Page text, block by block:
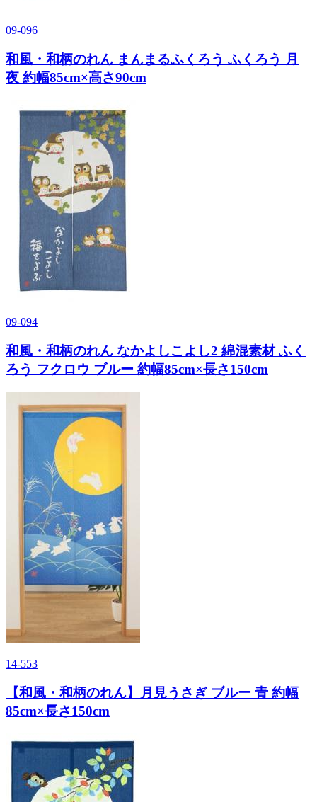
09-096
和風・和柄のれん まんまるふくろう ふくろう 月
夜 約幅85cm×高さ90cm
09-094
和風・和柄のれん なかよしこよし2 綿混素材 ふく
ろう フクロウ ブルー 約幅85cm×長さ150cm
14-553
【和風・和柄のれん】月見うさぎ ブルー 青 約幅
85cm×長さ150cm